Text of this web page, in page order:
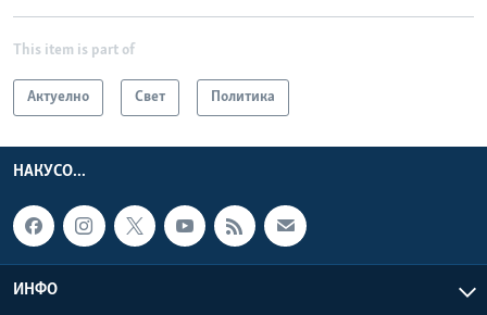
This item is part of
Актуелно Свет Политика
НАКУСО...
ИНФО